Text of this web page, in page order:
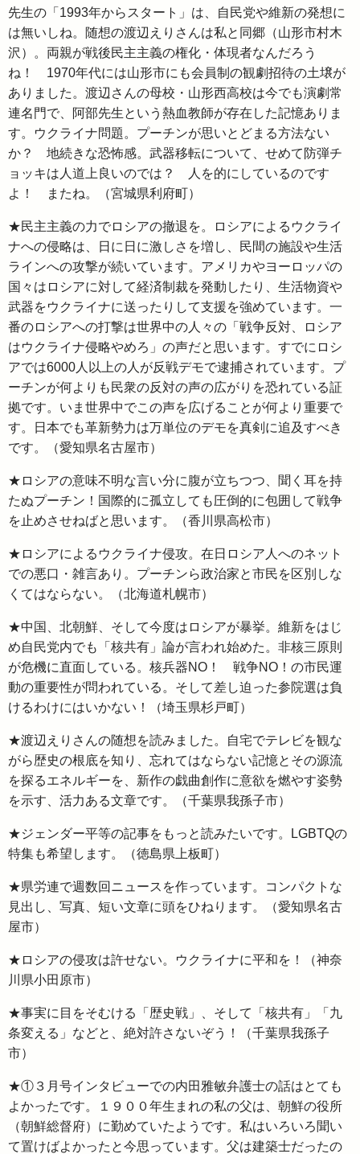
先生の「1993年からスタート」は、自民党や維新の発想に
は無いしね。随想の渡辺えりさんは私と同郷（山形市村木
沢）。両親が戦後民主主義の権化・体現者なんだろう
ね！ 1970年代には山形市にも会員制の観劇招待の土壌が
ありました。渡辺さんの母校・山形西高校は今でも演劇常
連名門で、阿部先生という熱血教師が存在した記憶ありま
す。ウクライナ問題。プーチンが思いとどまる方法ない
か？ 地続きな恐怖感。武器移転について、せめて防弾チ
ョッキは人道上良いのでは？ 人を的にしているのです
よ！ またね。（宮城県利府町）
★民主主義の力でロシアの撤退を。ロシアによるウクライ
ナへの侵略は、日に日に激しさを増し、民間の施設や生活
ラインへの攻撃が続いています。アメリカやヨーロッパの
国々はロシアに対して経済制裁を発動したり、生活物資や
武器をウクライナに送ったりして支援を強めています。一
番のロシアへの打撃は世界中の人々の「戦争反対、ロシア
はウクライナ侵略やめろ」の声だと思います。すでにロシ
アでは6000人以上の人が反戦デモで逮捕されています。プ
ーチンが何よりも民衆の反対の声の広がりを恐れている証
拠です。いま世界中でこの声を広げることが何より重要で
す。日本でも革新勢力は万単位のデモを真剣に追及すべき
です。（愛知県名古屋市）
★ロシアの意味不明な言い分に腹が立ちつつ、聞く耳を持
たぬプーチン！国際的に孤立しても圧倒的に包囲して戦争
を止めさせねばと思います。（香川県高松市）
★ロシアによるウクライナ侵攻。在日ロシア人へのネット
での悪口・雑言あり。プーチンら政治家と市民を区別しな
くてはならない。（北海道札幌市）
★中国、北朝鮮、そして今度はロシアが暴挙。維新をはじ
め自民党内でも「核共有」論が言われ始めた。非核三原則
が危機に直面している。核兵器NO！ 戦争NO！の市民運
動の重要性が問われている。そして差し迫った参院選は負
けるわけにはいかない！（埼玉県杉戸町）
★渡辺えりさんの随想を読みました。自宅でテレビを観な
がら歴史の根底を知り、忘れてはならない記憶とその源流
を探るエネルギーを、新作の戯曲創作に意欲を燃やす姿勢
を示す、活力ある文章です。（千葉県我孫子市）
★ジェンダー平等の記事をもっと読みたいです。LGBTQの
特集も希望します。（徳島県上板町）
★県労連で週数回ニュースを作っています。コンパクトな
見出し、写真、短い文章に頭をひねります。（愛知県名古
屋市）
★ロシアの侵攻は許せない。ウクライナに平和を！（神奈
川県小田原市）
★事実に目をそむける「歴史戦」、そして「核共有」「九
条変える」などと、絶対許さないぞう！（千葉県我孫子
市）
★①３月号インタビューでの内田雅敏弁護士の話はとても
よかったです。１９００年生まれの私の父は、朝鮮の役所
（朝鮮総督府）に勤めていたようです。私はいろいろ聞い
て置けばよかったと今思っています。父は建築士だったの